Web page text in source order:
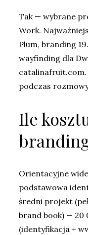
Tak — wybrane
Work.
Plum, branding
wayfinding dla
catalinafruit.com.
podczas
Ile
Orientacyjne
podstawowa
średni projekt
brand book) — 20
(identyfikacja +